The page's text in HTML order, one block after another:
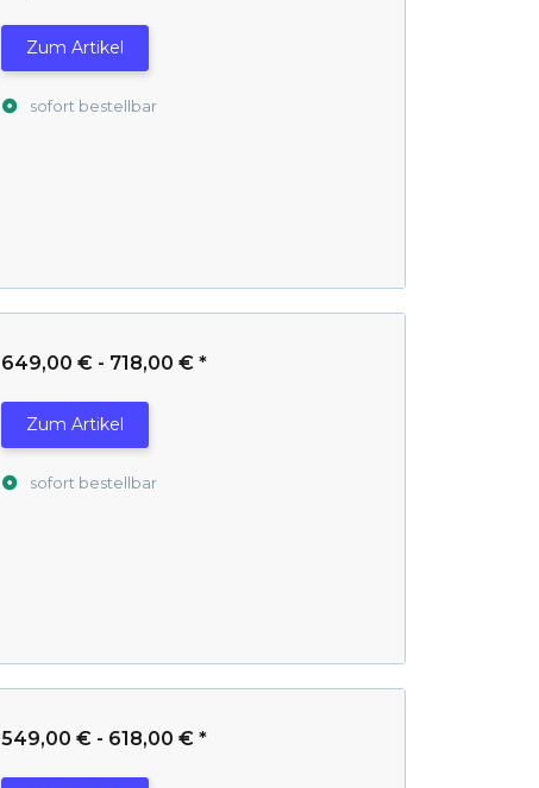
Zum Artikel
sofort bestellbar
649,00 € - 718,00 € *
Zum Artikel
sofort bestellbar
549,00 € - 618,00 € *